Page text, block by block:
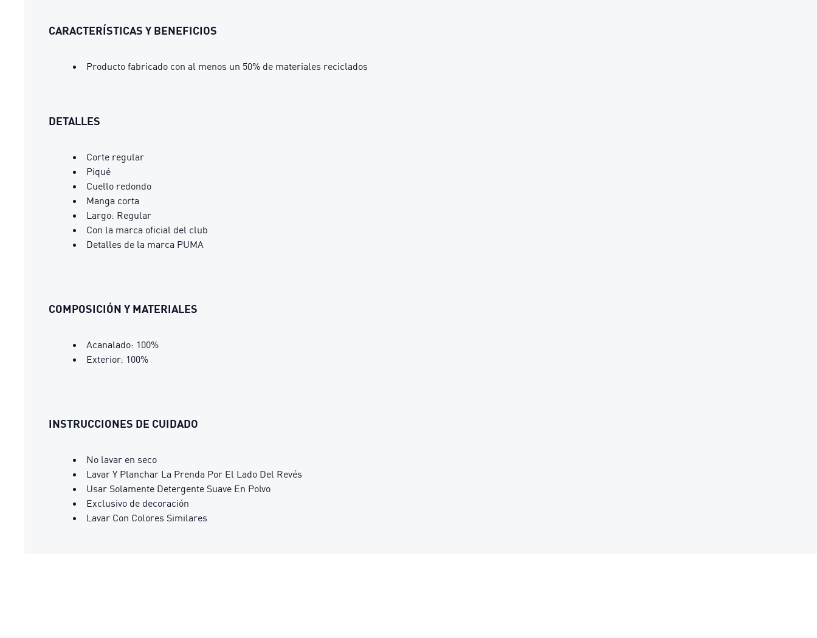
CARACTERÍSTICAS Y BENEFICIOS
Producto fabricado con al menos un 50% de materiales reciclados
DETALLES
Corte regular
Piqué
Cuello redondo
Manga corta
Largo: Regular
Con la marca oficial del club
Detalles de la marca PUMA
COMPOSICIÓN Y MATERIALES
Acanalado: 100%
Exterior: 100%
INSTRUCCIONES DE CUIDADO
No lavar en seco
Lavar Y Planchar La Prenda Por El Lado Del Revés
Usar Solamente Detergente Suave En Polvo
Exclusivo de decoración
Lavar Con Colores Similares